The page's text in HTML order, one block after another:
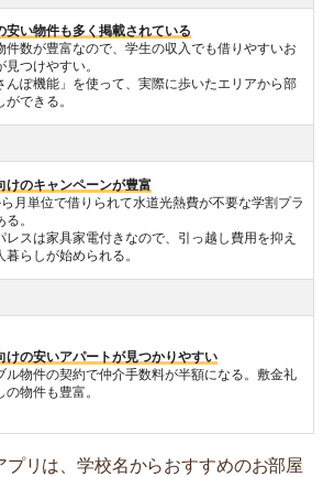
安い物件も多く掲載されている
件数が豊富なので、学生の収入でも借りやすいお
見つけやすい。
んぽ機能」を使って、実際に歩いたエリアから部
ができる。
けのキャンペーンが豊富
月単位で借りられて水道光熱費が不要な学割プラ
。
レスは家具家電付きなので、引っ越し費用を抑え
暮らしが始められる。
けの安いアパートが見つかりやすい
ル物件の契約で仲介手数料が半額になる。敷金礼
の物件も豊富。
プリは、学校名からおすすめのお部屋